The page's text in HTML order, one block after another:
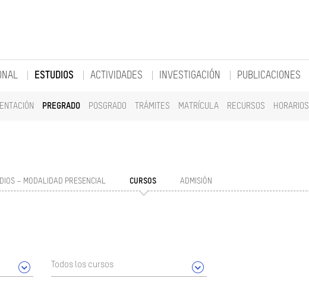
ESTUDIOS
PREGRADO POSGRADO TRÁMITES MATRÍCULA RECURSOS HORARIOS
ACTIVIDADES INVESTIGACIÓN PUBLICACIONES
– MODALIDAD PRESENCIAL CURSOS ADMISIÓN
Todos los cursos